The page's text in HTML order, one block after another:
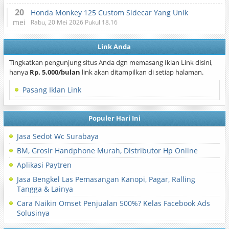
20
mei
Honda Monkey 125 Custom Sidecar Yang Unik
Rabu, 20 Mei 2026 Pukul 18.16
Link Anda
Tingkatkan pengunjung situs Anda dgn memasang Iklan Link disini,
hanya Rp. 5.000/bulan link akan ditampilkan di setiap halaman.
Pasang Iklan Link
Populer Hari Ini
Jasa Sedot Wc Surabaya
BM, Grosir Handphone Murah, Distributor Hp Online
Aplikasi Paytren
Jasa Bengkel Las Pemasangan Kanopi, Pagar, Ralling
Tangga & Lainya
Cara Naikin Omset Penjualan 500%? Kelas Facebook Ads
Solusinya